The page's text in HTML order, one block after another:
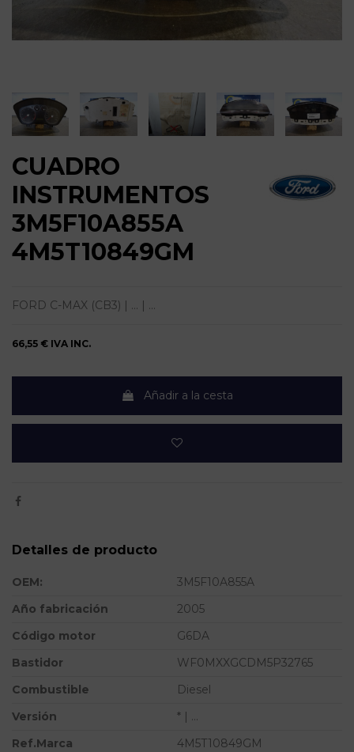
CUADRO
INSTRUMENTOS
3M5F10A855A
4M5T10849GM
FORD C-MAX (CB3) | ... | ...
66,55 € IVA INC.
Añadir a la cesta
Detalles de producto
OEM:
3M5F10A855A
Año fabricación
2005
Código motor
G6DA
Bastidor
WF0MXXGCDM5P32765
Combustible
Diesel
Versión
* | ...
Ref.Marca
4M5T10849GM